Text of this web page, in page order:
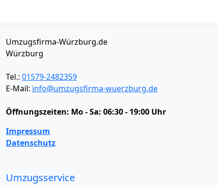
Umzugsfirma-Würzburg.de
Würzburg
Tel.: 01579-2482359
E-Mail: info@umzugsfirma-wuerzburg.de
Öffnungszeiten: Mo - Sa: 06:30 - 19:00 Uhr
Impressum
Datenschutz
Umzugsservice